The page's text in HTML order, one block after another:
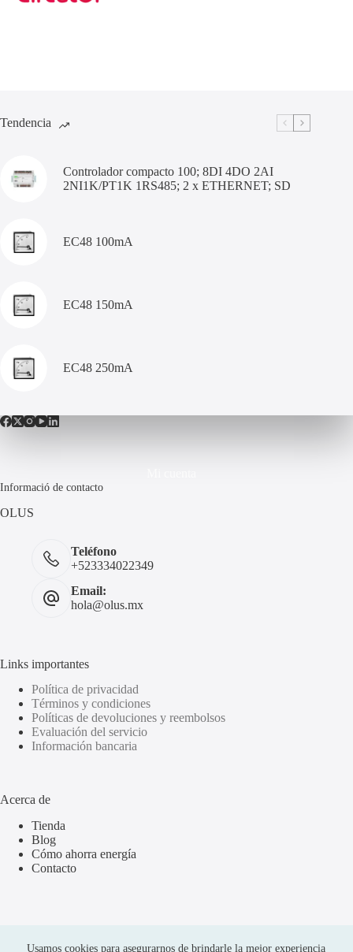
Usamos cookies para asegurarnos de brindarle la mejor experiencia
Tendencia
Controlador compacto 100; 8DI 4DO 2AI
2NI1K/PT1K 1RS485; 2 x ETHERNET; SD
EC48 100mA
EC48 150mA
EC48 250mA
Informació de contacto
OLUS
Teléfono
+523334022349
Email:
hola@olus.mx
Links importantes
Política de privacidad
Términos y condiciones
Políticas de devoluciones y reembolsos
Evaluación del servicio
Información bancaria
Acerca de
Tienda
Blog
Cómo ahorra energía
Contacto